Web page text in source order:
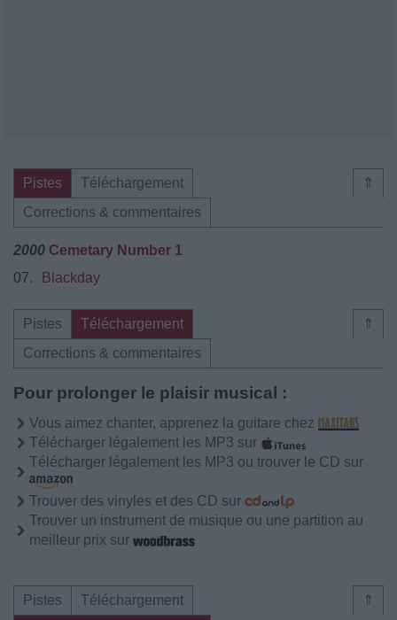
⇑
Pistes
Téléchargement
Corrections & commentaires
2000 Cemetary Number 1
07.
Blackday
⇑
Pistes
Téléchargement
Corrections & commentaires
Pour prolonger le plaisir musical :
Vous aimez chanter, apprenez la guitare chez
Télécharger légalement les MP3 sur
Télécharger légalement les MP3 ou trouver le CD sur
Trouver des vinyles et des CD sur
Trouver un instrument de musique ou une partition au
meilleur prix sur
⇑
Pistes
Téléchargement